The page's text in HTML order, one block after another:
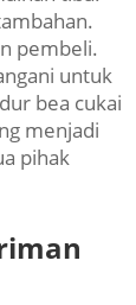
pembeli.
untuk
bea cukai
menjadi
pihak